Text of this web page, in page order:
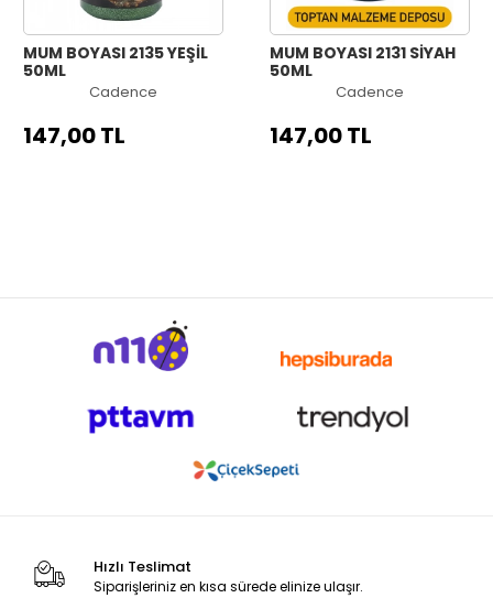
MUM BOYASI 2135 YEŞİL
50ML
Cadence
147,00 TL
MUM BOYASI 2131 SİYAH
50ML
Cadence
147,00 TL
Hızlı Teslimat
Siparişleriniz en kısa sürede elinize ulaşır.